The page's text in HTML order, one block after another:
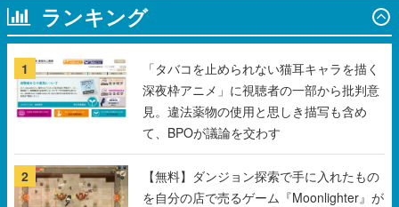
ランキング
1
「タバコを止められない猫耳キャラを描く
深夜枠アニメ」に視聴者の一部から批判意
見。違法薬物の使用と思しき描写も含め
て、BPOが議論を交わす
2
【無料】ダンジョン探索で手に入れたもの
を自分の店で売るゲーム『Moonlighter』が